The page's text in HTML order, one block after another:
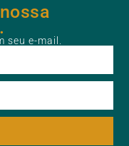
seu e-mail.